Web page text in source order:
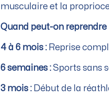
musculaire et la
Quand peut-on reprendre
4 à 6 mois : Reprise
6 semaines : Sports sans
3 mois : Début de la